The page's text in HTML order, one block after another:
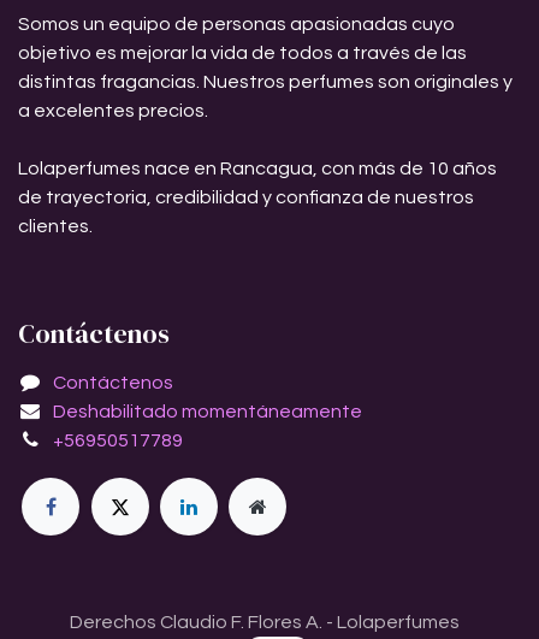
Somos un equipo de personas apasionadas cuyo
objetivo es mejorar la vida de todos a través de las
distintas fragancias. Nuestros perfumes son originales y
a excelentes precios.
Lolaperfumes nace en Rancagua, con más de 10 años
de trayectoria, credibilidad y confianza de nuestros
clientes.
Contáctenos
Contáctenos
Deshabilitado momentáneamente
+56950517789
Derechos Claudio F. Flores A. - Lolaperfumes